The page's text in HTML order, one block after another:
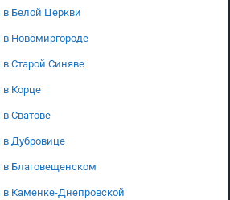
Белой Церкви
Новомиргороде
Старой Синяве
Корце
Сватове
в Дубровице
в Благовещенском
Каменке-Днепровской